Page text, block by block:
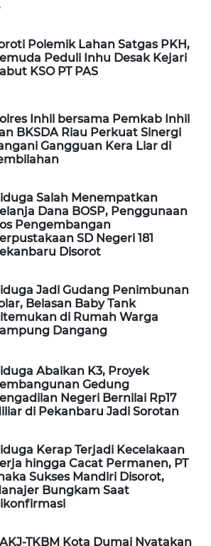
Polemik Lahan Satgas PKH,
Peduli Inhu Desak Kejari
KSO PT PAS
Inhil bersama Pemkab Inhil
BKSDA Riau Perkuat Sinergi
Gangguan Kera Liar di
Salah Menempatkan
Dana BOSP, Penggunaan
Pengembangan
SD Negeri 181
Disorot
Jadi Gudang Penimbunan
Belasan Baby Tank
di Rumah Warga
Dangang
Abaikan K3, Proyek
Gedung
Negeri Bernilai Rp17
di Pekanbaru Jadi Sorotan
Kerap Terjadi Kecelakaan
hingga Cacat Permanen, PT
Sukses Mandiri Disorot,
Bungkam Saat
TKBM Kota Dumai Nyatakan